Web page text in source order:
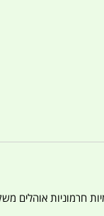
חרמוניות